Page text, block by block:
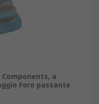
a
Foro passante